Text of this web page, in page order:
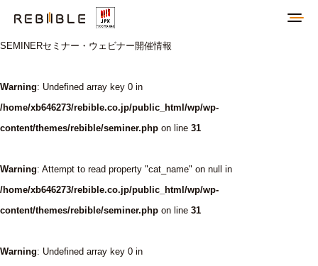
SEMINERセミナー・ウェビナー開催情報
Warning: Undefined array key 0 in
/home/xb646273/rebible.co.jp/public_html/wp/wp-
content/themes/rebible/seminer.php on line 31
Warning: Attempt to read property "cat_name" on null in
/home/xb646273/rebible.co.jp/public_html/wp/wp-
content/themes/rebible/seminer.php on line 31
Warning: Undefined array key 0 in